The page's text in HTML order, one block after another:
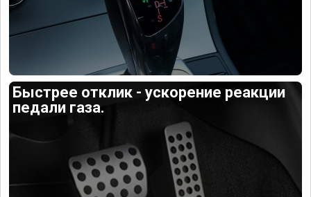
Быстрее отклик - ускорение реакции
педали газа.